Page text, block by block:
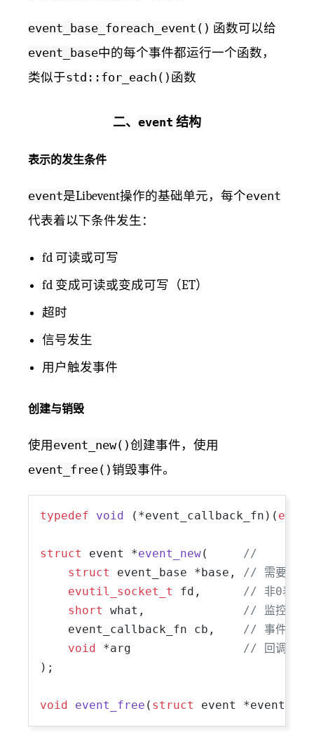
event_base_foreach_event() 函数可以给
event_base中的每个事件都运行一个函数，
类似于std::for_each() 函数
二、 event 结构
表示的发生条件
event是Libevent操作的基础单元，每个event
代表着以下条件发生：
fd 可读或可写
fd 变成可读或变成可写（ET）
超时
信号发生
用户触发事件
创建与销毁
使用event_new()创建事件，使用
event_free()销毁事件。
typedef void (*event_callback_fn) (
struct event *event_new( //
struct event_base *base, // 需要使用
evutil_socket_t fd, // 非0表示
short what, // 监控fd的
    event_callback_fn cb,
// 事件变成
void
*arg // 回调函数
) ;
void event_free ( struct event *event)